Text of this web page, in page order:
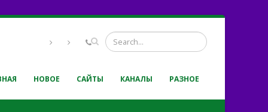
НОВОЕ САЙТЫ КАНАЛЫ РАЗНОЕ